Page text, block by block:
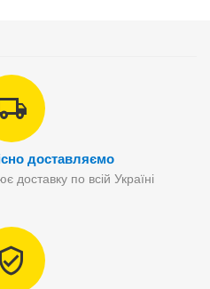
доставляємо
доставку по всій Україні